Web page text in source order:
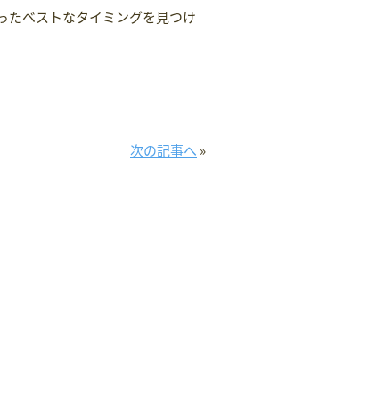
たベストなタイミングを見つけ
次の記事へ »